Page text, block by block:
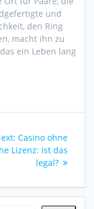
und
den Ring
macht ihn zu
ein Leben lang
Next
post:
Casino ohne
Lizenz: Ist das
legal?